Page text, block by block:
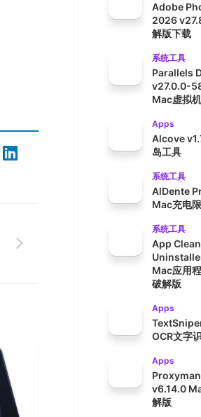
Adobe
2026
解版下载
系统工具
Parallels
v27.0.0-
Mac虚拟
Apps
Alcove
岛工具
系统工具
AlDente
Mac充电
系统工具
App
Mac应用
破解版
Apps
OCR文字
Apps
v6.14.0
解版